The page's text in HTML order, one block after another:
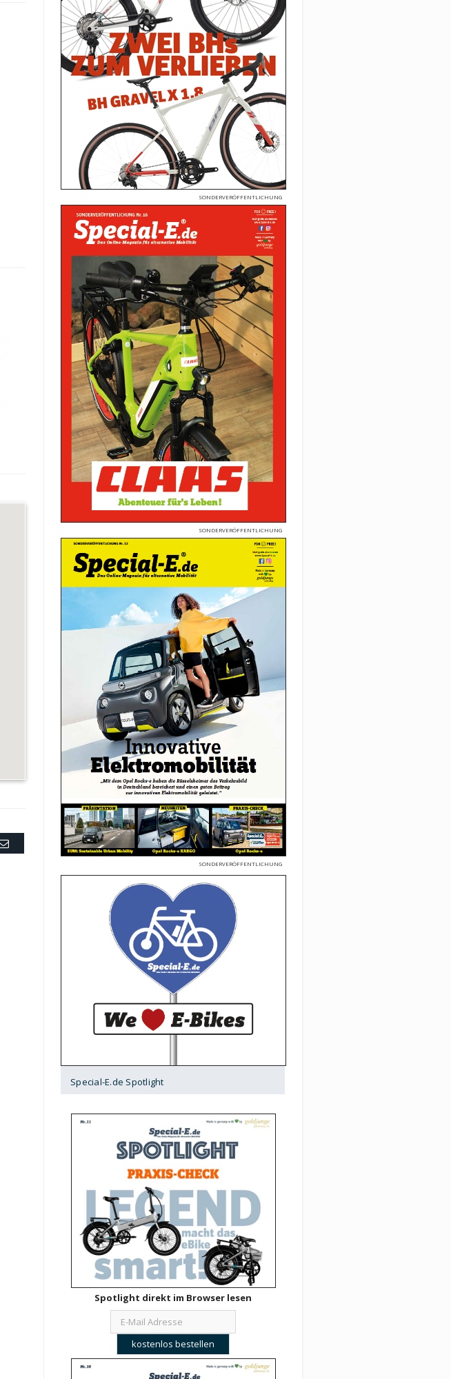
Email
SONDERVERÖFFENTLICHUNG
SONDERVERÖFFENTLICHUNG
SONDERVERÖFFENTLICHUNG
Special-E.de Spotlight
Spotlight direkt im Browser lesen